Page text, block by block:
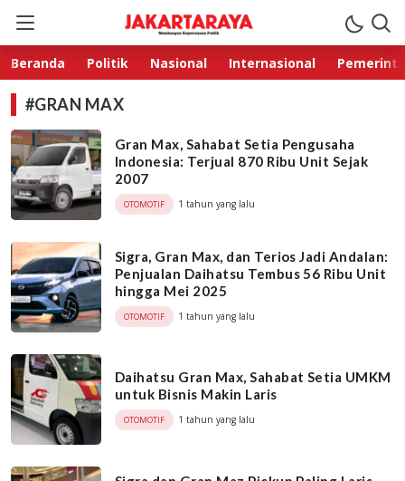
Jakarta Raya
Membangun Kepercayaan Publik
Beranda Politik Nasional Internasional
#GRAN MAX
Gran Max, Sahabat Setia Pengusaha
Indonesia: Terjual 870 Ribu Unit Sejak
2007
OTOMOTIF 1 tahun yang lalu
Sigra, Gran Max, dan Terios Jadi Andalan:
Penjualan Daihatsu Tembus 56 Ribu Unit
hingga Mei 2025
OTOMOTIF 1 tahun yang lalu
Daihatsu Gran Max, Sahabat Setia UMKM
untuk Bisnis Makin Laris
OTOMOTIF 1 tahun yang lalu